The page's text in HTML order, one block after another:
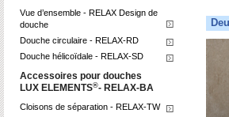
Vue d’ensemble - RELAX Design de
douche
Douche circulaire - RELAX-RD
Douche hélicoïdale - RELAX-SD
Accessoires pour douches
LUX ELEMENTS®- RELAX-BA
Cloisons de séparation - RELAX-TW